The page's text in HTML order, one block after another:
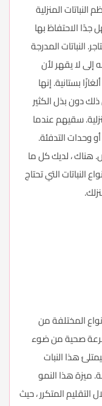
المنزلية
جدًا الاحتفاظ بها
النباتات المدرجة
إلى لا يقهر لأن
بستانية. إنها
دون بذل الكثير
سقيهم عندما
وحدات التدفئة.
، لديك كل ما
النباتات التي تحتاج
المختلفة من
صحية من ضوء
هذا النبات
ميزة هذا النمو
المتكرر ، حيث